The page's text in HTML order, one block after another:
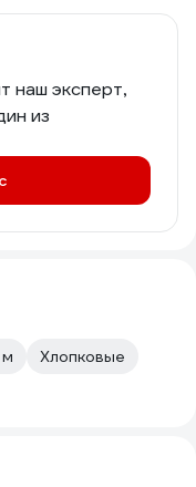
наш эксперт,
из
Хлопковые